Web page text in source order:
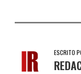
ESCRITO